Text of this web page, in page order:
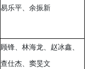
易乐平、余振新
顾锋、林海龙、赵冰鑫、
查仕杰、窦旻文